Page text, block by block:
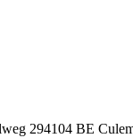
294104 BE